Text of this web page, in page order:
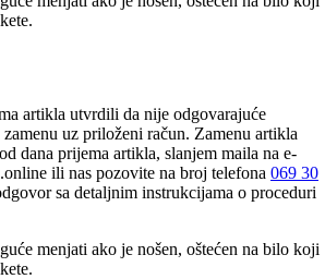
artikla utvrdili da nije odgovarajuće
uz priloženi račun. Zamenu artikla
dana prijema artikla, slanjem maila na e-
ili nas pozovite na broj telefona 069 30
sa detaljnim instrukcijama o proceduri
menjati ako je nošen, oštećen na bilo koji